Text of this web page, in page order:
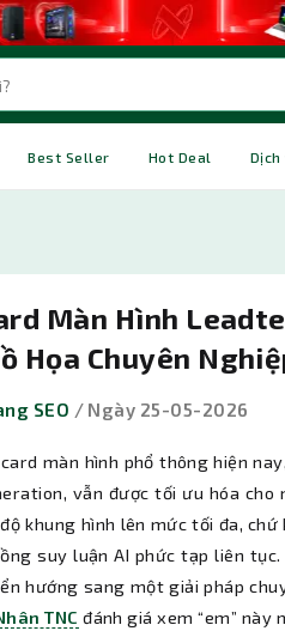
Best Seller Hot Deal
Màn Hình
Họa Chuyên
SEO / Ngày 25-05-2026
màn hình phổ thông hiện
vẫn được tối ưu hóa
khung hình lên mức tối đa,
suy luận AI phức tạp liên
hướng sang một giải pháp
TNC đánh giá xem “em” này